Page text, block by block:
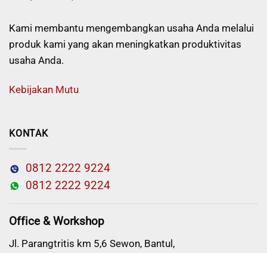
Kami membantu mengembangkan usaha Anda melalui
produk kami yang akan meningkatkan produktivitas
usaha Anda.
Kebijakan Mutu
KONTAK
0812 2222 9224
0812 2222 9224
Office & Workshop
Jl. Parangtritis km 5,6 Sewon, Bantul,